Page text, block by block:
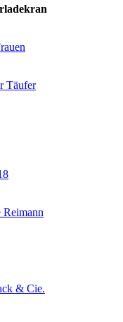
Täufer
& Cie.